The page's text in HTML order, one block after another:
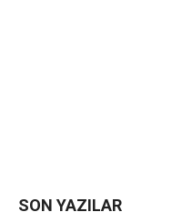
SON YAZILAR